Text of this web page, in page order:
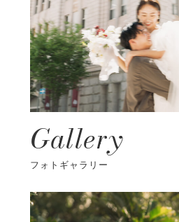
Gallery
フォトギャラリー